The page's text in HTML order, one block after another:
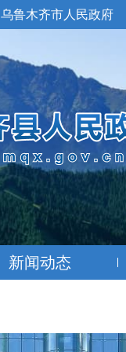
乌鲁木齐市人民政府
新闻动态